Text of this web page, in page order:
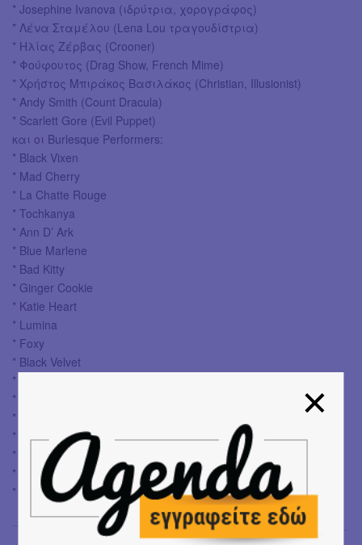
* Josephine Ivanova (ιδρύτρια, χορογράφος)
* Λένα Σταμέλου (Lena Lou τραγουδίστρια)
* Ηλίας Ζέρβας (Crooner)
* Φούφουτος (Drag Show, French Mime)
* Χρήστος Μπιράκος Βασιλάκος (Christian, Illusionist)
* Andy Smith (Count Dracula)
* Scarlett Gore (Evil Puppet)
και οι Burlesque Performers:
* Black Vixen
* Mad Cherry
* La Chatte Rouge
* Tochkanya
* Ann D’ Ark
* Blue Marlene
* Bad Kitty
* Ginger Cookie
* Katie Heart
* Lumina
* Foxy
* Black Velvet
* Mystic Dream
* Cinnamon Spice
* Darling Boom
* Mistress Vanda
* Chrysa
* Nancy
* Sophia
Έφη Χρυσού